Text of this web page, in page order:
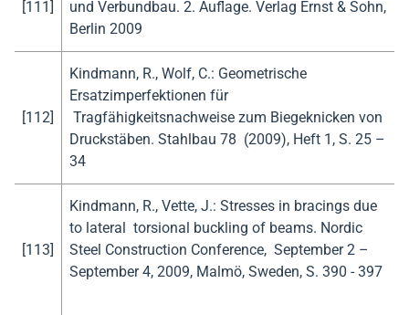
[111]
und Verbundbau. 2. Auflage. Verlag Ernst & Sohn,
Berlin 2009
[112]
Kindmann, R., Wolf, C.: Geometrische
Ersatzimperfektionen für
Tragfähigkeitsnachweise zum Biegeknicken von
Druckstäben. Stahlbau 78 (2009), Heft 1, S. 25 –
34
[113]
Kindmann, R., Vette, J.: Stresses in bracings due
to lateral torsional buckling of beams. Nordic
Steel Construction Conference, September 2 –
September 4, 2009, Malmö, Sweden, S. 390 - 397